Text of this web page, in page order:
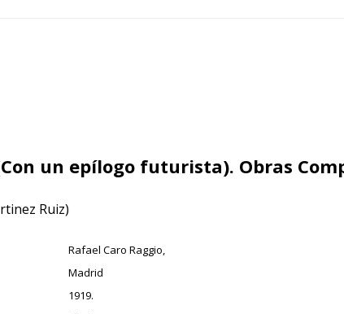
un epílogo futurista). Obras
Ruiz)
Rafael Caro Raggio,
Madrid
1919.